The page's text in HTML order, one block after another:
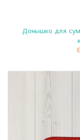
Донышко для